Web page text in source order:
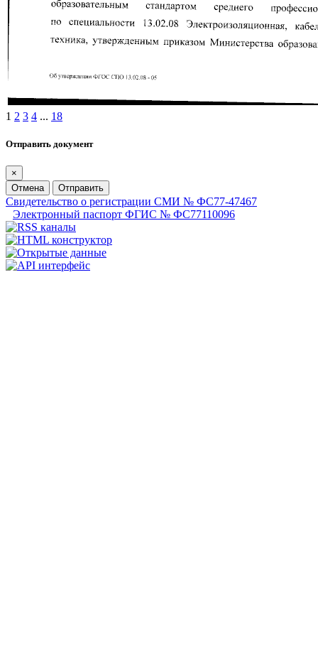
1 2 3 4 ... 18
Отправить документ
×
Отмена
Отправить
Свидетельство о регистрации СМИ № ФС77-47467
Электронный паспорт ФГИС № ФС77110096